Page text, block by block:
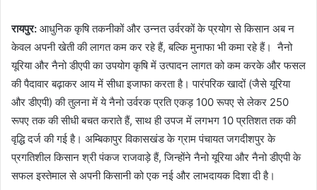
रायपुर: आधुनिक कृषि तकनीकों और उन्नत उर्वरकों के प्रयोग से किसान अब न
केवल अपनी खेती की लागत कम कर रहे हैं, बल्कि मुनाफा भी कमा रहे हैं। नैनो
यूरिया और नैनो डीएपी का उपयोग कृषि में उत्पादन लागत को कम करके और फसल
की पैदावार बढ़ाकर आय में सीधा इजाफा करता है। पारंपरिक खादों (जैसे यूरिया
और डीएपी) की तुलना में ये नैनो उर्वरक प्रति एकड़ 100 रूपए से लेकर 250
रूपए तक की सीधी बचत कराते हैं, साथ ही उपज में लगभग 10 प्रतिशत तक की
वृद्धि दर्ज की गई है। अम्बिकापुर विकासखंड के ग्राम पंचायत जगदीशपुर के
प्रगतिशील किसान श्री पंकज राजवाड़े हैं, जिन्होंने नैनो यूरिया और नैनो डीएपी के
सफल इस्तेमाल से अपनी किसानी को एक नई और लाभदायक दिशा दी है।